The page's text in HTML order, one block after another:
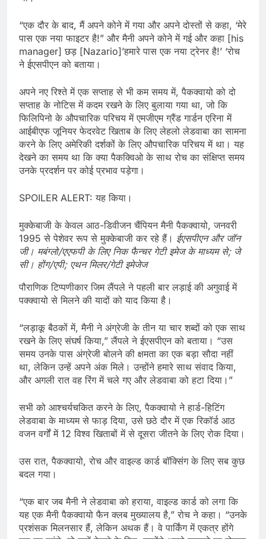
“एक दौर के बाद, मैं अपने कोने में गया और अपने दोस्तों से कहा, ‘मेरे
पास एक नया फाइटर है!” और मैनी अपने कोने में गई और कहा [his
manager] छड़ [Nazario]’हमारे पास एक नया ट्रेनर है!’ ‘रोच
ने ईएसपीएन को बताया।
अपने नए रिश्ते में एक सप्ताह से भी कम समय में, पैकक्वायो को दो
सप्ताह के नोटिस में कदम रखने के लिए बुलाया गया था, जो कि
फिलिपिनो के औपचारिक परिचय में एमजीएम ग्रैंड गार्डन एरिना में
आईबीएफ जूनियर फेदरवेट खिताब के लिए लेहलो लेडवाबा का सामना
करने के लिए अमेरिकी दर्शकों के लिए औपचारिक परिचय में था। यह
देखने का समय था कि क्या पैकक्विओ के साथ रोच का संक्षिप्त समय
उनके प्रदर्शन पर कोई प्रभाव पड़ेगा।
SPOILER ALERT: यह किया।
मुक्केबाजी के केवल आठ-डिवीजन चैंपियन मैनी पैकक्वायो, जनवरी
1995 से पेशेवर रूप से मुक्केबाजी कर रहे हैं। ईएसपीएन और जॉन
जी। मबंग्लो/एएफपी के लिए निक फैन्चर गेटी इमेज के माध्यम से; जे
सी। होंग/एपी; एथन मिलर/गेटी इमेजेज
पौराणिक टिप्पणीकार जिम लैंपले ने पहली बार लड़ाई की अगुवाई में
पक्क्वायो से मिलने की यादों को याद किया है।
“लड़ाकू बैठकों में, मैनी ने अंग्रेजी के तीन या चार शब्दों को एक साथ
रखने के लिए संघर्ष किया,” लैंपले ने ईएसपीएन को बताया। “उस
समय उनके पास अंग्रेजी बोलने की क्षमता का एक बड़ा सौदा नहीं
था, लेकिन उन्हें अपने अंक मिले। उन्होंने हमारे साथ संवाद किया,
और अगली रात वह रिंग में चले गए और लेडवाबा को हटा दिया।”
सभी को आश्चर्यचकित करने के लिए, पैकक्वायो ने हार्ड-हिटिंग
लेडवाबा के माध्यम से फाड़ दिया, उसे छठे दौर में एक रिकॉर्ड आठ
वजन वर्गों में 12 विश्व खिताबों में से दूसरा जीतने के लिए रोक दिया।
उस रात, पैकक्वायो, रोच और वाइल्ड कार्ड बॉक्सिंग के लिए सब कुछ
बदल गया।
“एक बार जब मैनी ने लेडवाबा को हराया, वाइल्ड कार्ड को लगा कि
यह एक मैनी पैकक्वायो फैन क्लब मुख्यालय है,” रोच ने कहा। “उनके
प्रशंसक मिलनसार हैं, लेकिन अथक हैं। वे पार्किंग में एकत्र होंगे